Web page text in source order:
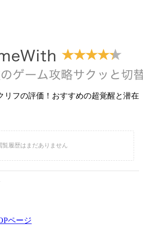
リフの評価！おすすめの超覚醒と潜在
ページ